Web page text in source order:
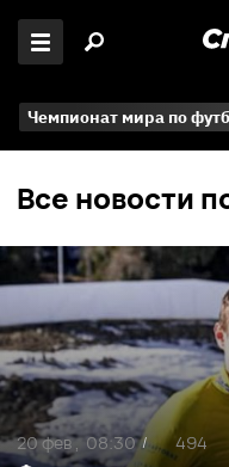
Чемпионат мира по
Все новости
20 фев , 08:30 / 494